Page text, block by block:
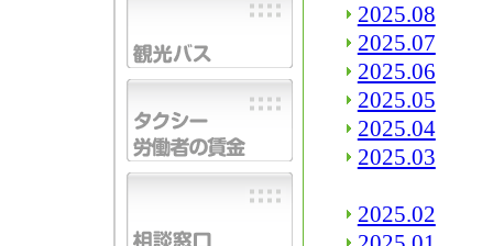
2025.08
2025.07
2025.06
2025.05
2025.04
2025.03
2025.02